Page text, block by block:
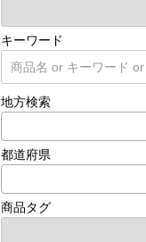
キーワード
地方検索
都道府県
商品タグ